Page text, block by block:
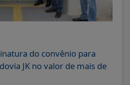
do convênio para
JK no valor de mais de